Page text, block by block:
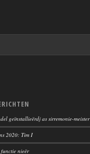
geïnstallieërdj as sirremonie-meister
2020: Tim I
nieër